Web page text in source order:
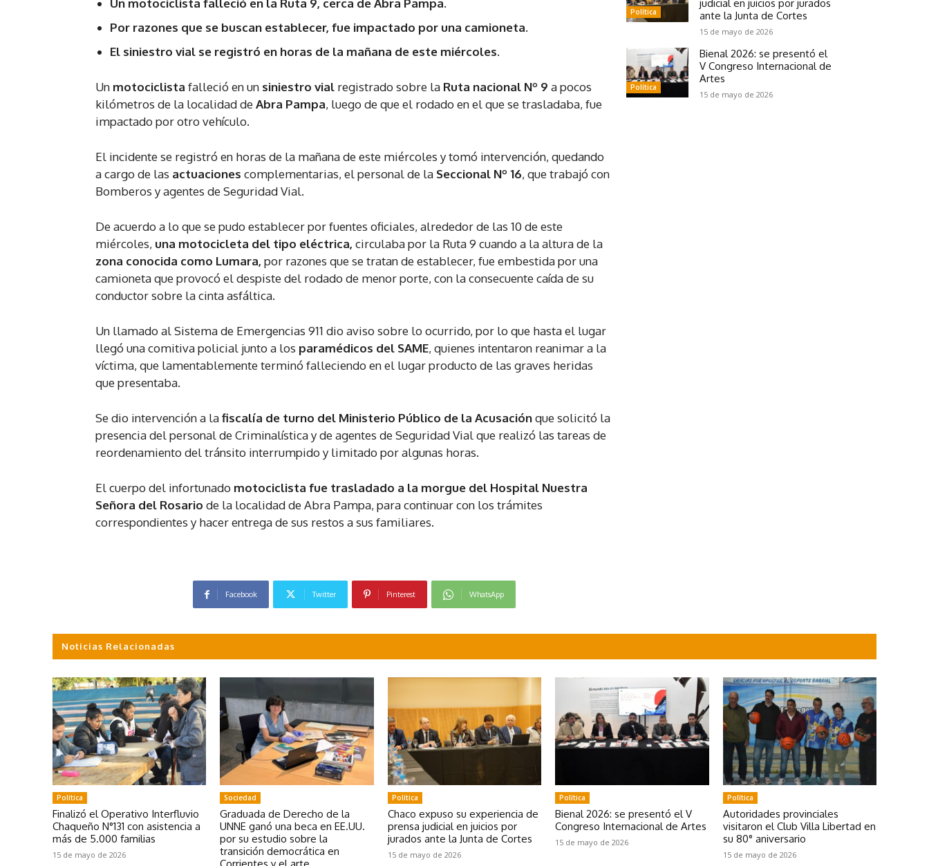
Un motociclista falleció en la Ruta 9, cerca de Abra Pampa.
Por razones que se buscan establecer, fue impactado por una camioneta.
El siniestro vial se registró en horas de la mañana de este miércoles.
Un motociclista falleció en un siniestro vial registrado sobre la Ruta nacional Nº 9 a pocos
kilómetros de la localidad deAbra Pampa, luego de que el rodado en el que se trasladaba, fue
impactado por otro vehículo.
El incidente se registró en horas de la mañana de este miércoles y tomó intervención, quedando
a cargo de las actuaciones complementarias, el personal de la Seccional Nº 16, que trabajó con
Bomberos y agentes de Seguridad Vial.
De acuerdo a lo que se pudo establecer por fuentes oficiales, alrededor de las 10 de este
miércoles, una motocicleta del tipo eléctrica, circulaba por la Ruta 9 cuando a la altura de la
zona conocida como Lumara, por razones que se tratan de establecer, fue embestida por una
camioneta que provocó el despiste del rodado de menor porte, con la consecuente caída de su
conductor sobre la cinta asfáltica.
Un llamado al Sistema de Emergencias 911 dio aviso sobre lo ocurrido, por lo que hasta el lugar
llegó una comitiva policial junto a los paramédicos del SAME, quienes intentaron reanimar a la
víctima, que lamentablemente terminó falleciendo en el lugar producto de las graves heridas
que presentaba.
Se dio intervención a lafiscalía de turno del Ministerio Público de la Acusaciónque solicitó la
presencia del personal de Criminalística y de agentes de Seguridad Vial que realizó las tareas de
reordenamiento del tránsito interrumpido y limitado por algunas horas.
El cuerpo del infortunado motociclista fue trasladado a la morgue del Hospital Nuestra
Señora del Rosario de la localidad de Abra Pampa, para continuar con los trámites
correspondientes y hacer entrega de sus restos a sus familiares.
Facebook Twitter Pinterest WhatsApp
Política
judicial en juicios por jurados
ante la Junta de Cortes
15 de mayo de 2026
Política
Bienal 2026: se presentó el
V Congreso Internacional de
Artes
15 de mayo de 2026
Noticias Relacionadas
Política
Finalizó el Operativo Interfluvio
Chaqueño N°131 con asistencia a
más de 5.000 familias
15 de mayo de 2026
Sociedad
Graduada de Derecho de la
UNNE ganó una beca en EE.UU.
por su estudio sobre la
transición democrática en
Política
Chaco expuso su experiencia de
prensa judicial en juicios por
jurados ante la Junta de Cortes
15 de mayo de 2026
Política
Bienal 2026: se presentó el V
Congreso Internacional de Artes
15 de mayo de 2026
Política
Autoridades provinciales
visitaron el Club Villa Libertad en
su 80° aniversario
15 de mayo de 2026